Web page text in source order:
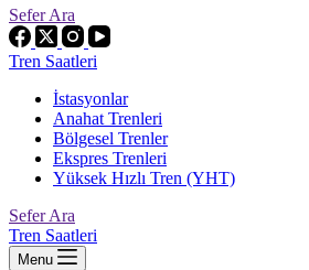
Sefer Ara
Tren Saatleri
İstasyonlar
Anahat Trenleri
Bölgesel Trenler
Ekspres Trenleri
Yüksek Hızlı Tren (YHT)
Sefer Ara
Tren Saatleri
Menu